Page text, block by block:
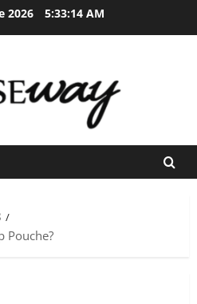
2026 5:33:15 AM
Pouche?